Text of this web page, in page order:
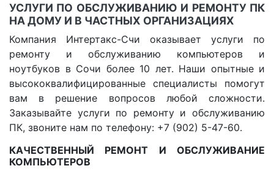
УСЛУГИ ПО ОБСЛУЖИВАНИЮ И РЕМОНТУ ПК
НА ДОМУ И В ЧАСТНЫХ ОРГАНИЗАЦИЯХ
Компания Интертакс-Счи оказывает услуги по
ремонту и обслуживанию компьютеров и
ноутбуков в Сочи более 10 лет. Наши опытные и
высококвалифицированные специалисты помогут
вам в решение вопросов любой сложности.
Заказывайте услуги по ремонту и обслуживанию
ПК, звоните нам по телефону: +7 (902) 5-47-60.
КАЧЕСТВЕННЫЙ РЕМОНТ И ОБСЛУЖИВАНИЕ
КОМПЬЮТЕРОВ